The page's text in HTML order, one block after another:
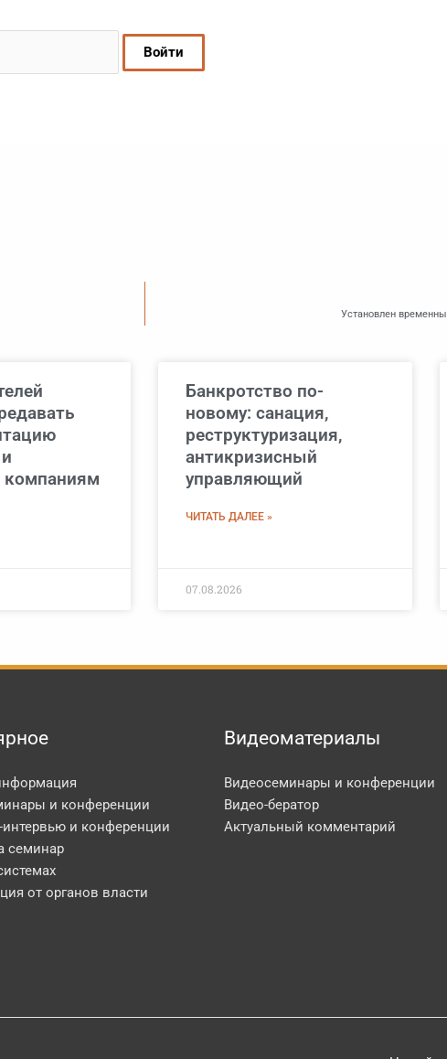
Установлен
Банкротство по-
новому: санация,
реструктуризация,
антикризисный
управляющий
ЧИТАТЬ ДАЛЕЕ »
07.08.2026
и конференции
интервью и конференции
семинар
от органов власти
Видеоматериалы
Видеосеминары и конференции
Видео-бератор
Актуальный комментарий